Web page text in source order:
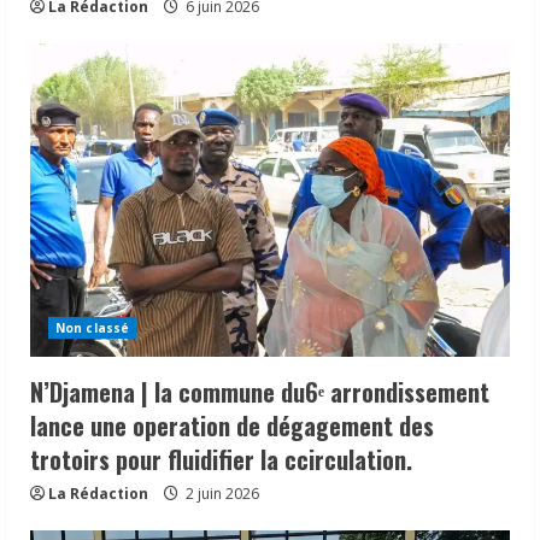
La Rédaction 6 juin 2026
Non classé
N’Djamena | la commune du6ᵉ arrondissement
lance une operation de dégagement des
trotoirs pour fluidifier la ccirculation.
La Rédaction 2 juin 2026